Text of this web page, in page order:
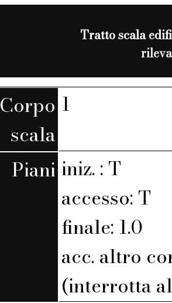
Tratto scala
Corpo
scala
1
Piani iniz. : T
accesso: T
finale: 1.0
acc. altro
(interrotta